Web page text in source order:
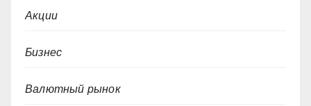
Акции
Бизнес
Валютный рынок